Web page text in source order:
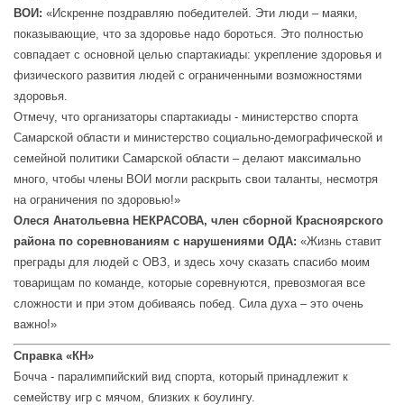
ВОИ: «Искренне поздравляю победителей. Эти люди – маяки,
показывающие, что за здоровье надо бороться. Это полностью
совпадает с основной целью спартакиады: укрепление здоровья и
физического развития людей с ограниченными возможностями
здоровья.
Отмечу, что организаторы спартакиады - министерство спорта
Самарской области и министерство социально-демографической и
семейной политики Самарской области – делают максимально
много, чтобы члены ВОИ могли раскрыть свои таланты, несмотря
на ограничения по здоровью!»
Олеся Анатольевна НЕКРАСОВА, член сборной Красноярского
района по соревнованиям с нарушениями ОДА: «Жизнь ставит
преграды для людей с ОВЗ, и здесь хочу сказать спасибо моим
товарищам по команде, которые соревнуются, превозмогая все
сложности и при этом добиваясь побед. Сила духа – это очень
важно!»
Справка «КН»
Бочча - паралимпийский вид спорта, который принадлежит к
семейству игр с мячом, близких к боулингу.